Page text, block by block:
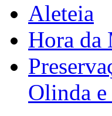
Aleteia
Hora da
Olinda